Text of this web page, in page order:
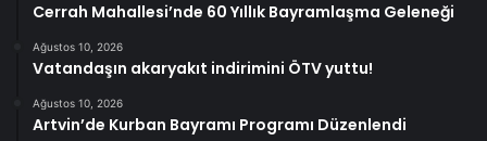
Cerrah Mahallesi’nde 60 Yıllık Bayramlaşma Geleneği
Ağustos 10, 2026
Vatandaşın akaryakıt indirimini ÖTV yuttu!
Ağustos 10, 2026
Artvin’de Kurban Bayramı Programı Düzenlendi